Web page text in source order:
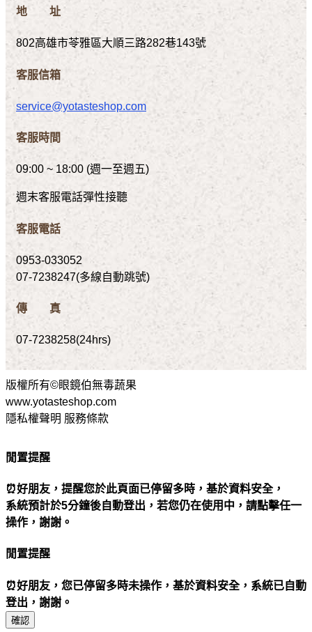
地 址
802高雄市苓雅區大順三路282巷143號
客服信箱
service@yotasteshop.com
客服時間
09:00 ~ 18:00 (週一至週五)
週末客服電話彈性接聽
客服電話
0953-033052
07-7238247(多線自動跳號)
傳 真
07-7238258(24hrs)
版權所有©眼鏡伯無毒蔬果
www.yotasteshop.com
隱私權聲明 服務條款
閒置提醒
⏰好朋友，提醒您於此頁面已停留多時，基於資料安全，
系統預計於5分鐘後自動登出，若您仍在使用中，請點擊任一
操作，謝謝。
閒置提醒
⏰好朋友，您已停留多時未操作，基於資料安全，系統已自動
登出，謝謝。
確認